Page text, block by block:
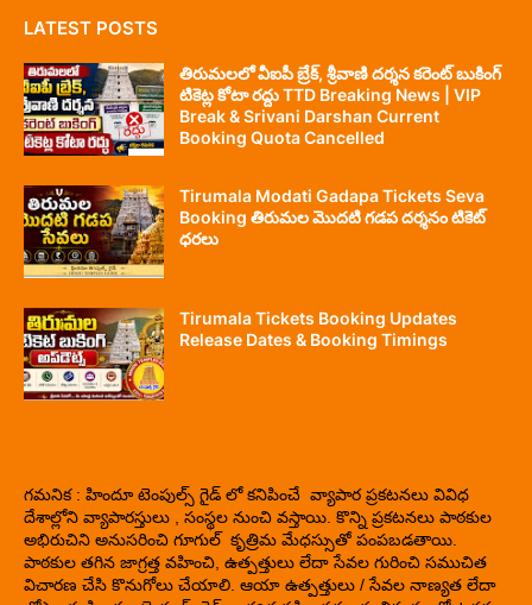
LATEST POSTS
తిరుమలలో వీఐపీ బ్రేక్, శ్రీవాణి దర్శన కరెంట్ బుకింగ్
టికెట్ల కోటా రద్దు TTD Breaking News | VIP
Break & Srivani Darshan Current
Booking Quota Cancelled
Tirumala Modati Gadapa Tickets Seva
Booking తిరుమల మొదటి గడప దర్శనం టికెట్
ధరలు
Tirumala Tickets Booking Updates
Release Dates & Booking Timings
గమనిక : హిందూ టెంపుల్స్ గైడ్ లో కనిపించే వ్యాపార ప్రకటనలు వివిధ
దేశాల్లోని వ్యాపారస్తులు , సంస్థల నుంచి వస్తాయి. కొన్ని ప్రకటనలు పాఠకుల
అభిరుచిని అనుసరించి గూగుల్ కృత్రిమ మేధస్సుతో పంపబడతాయి.
పాఠకుల తగిన జాగ్రత్త వహించి, ఉత్పత్తులు లేదా సేవల గురించి సముచిత
విచారణ చేసి కొనుగోలు చేయాలి. ఆయా ఉత్పత్తులు / సేవల నాణ్యత లేదా